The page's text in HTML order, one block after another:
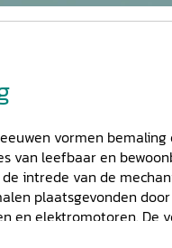
vormen
van leefbaar en
intrede van de
plaatsgevonden
en elektromotoren. De
tot het